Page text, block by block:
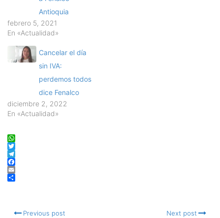
Antioquia
febrero 5, 2021
En «Actualidad»
Cancelar el día
sin IVA:
perdemos todos
dice Fenalco
diciembre 2, 2022
En «Actualidad»
WhatsApp
Twitter
Telegram
Facebook
Email
Previous post Next post